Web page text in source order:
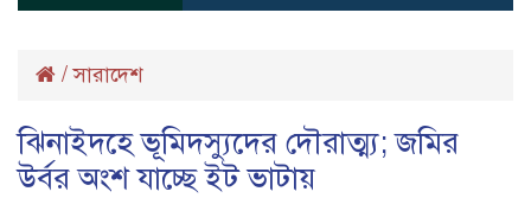
/সারাদেশ
ঝিনাইদহে ভূমিদস্যুদের দৌরাত্ম্য; জমির
উর্বর অংশ যাচ্ছে ইট ভাটায়